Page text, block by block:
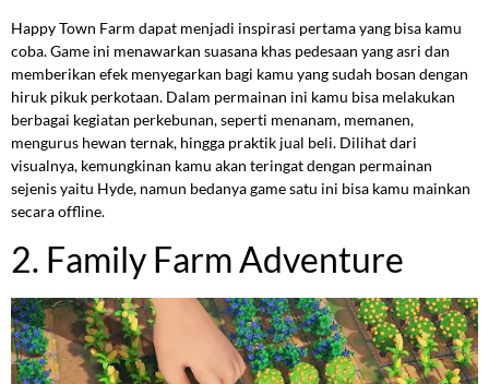
Happy Town Farm dapat menjadi inspirasi pertama yang bisa kamu
coba. Game ini menawarkan suasana khas pedesaan yang asri dan
memberikan efek menyegarkan bagi kamu yang sudah bosan dengan
hiruk pikuk perkotaan. Dalam permainan ini kamu bisa melakukan
berbagai kegiatan perkebunan, seperti menanam, memanen,
mengurus hewan ternak, hingga praktik jual beli. Dilihat dari
visualnya, kemungkinan kamu akan teringat dengan permainan
sejenis yaitu Hyde, namun bedanya game satu ini bisa kamu mainkan
secara offline.
2. Family Farm Adventure